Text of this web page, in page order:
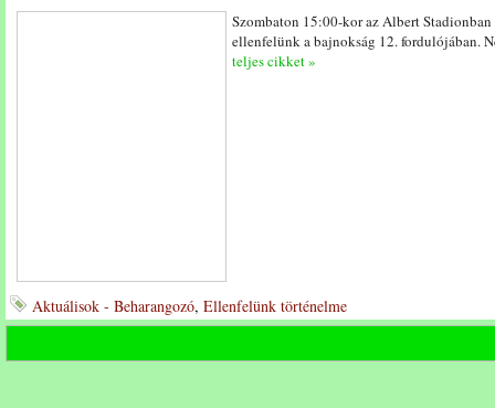
Szombaton 15:00-kor az Albert
ellenfelünk a bajnokság 12. fordulójában.
teljes cikket »
Aktuálisok - Beharangozó, Ellenfelünk történelme